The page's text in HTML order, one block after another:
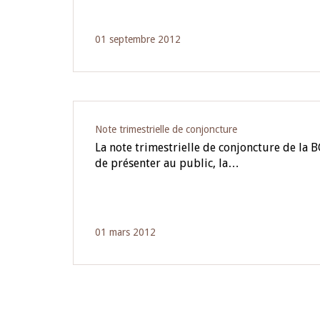
01 septembre 2012
Note trimestrielle de conjoncture
La note trimestrielle de conjoncture de la
de présenter au public, la…
01 mars 2012